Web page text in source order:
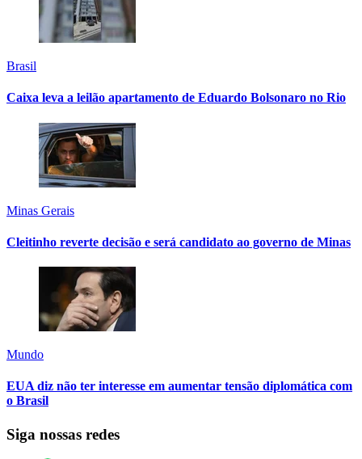
Brasil
Caixa leva a leilão apartamento de Eduardo Bolsonaro no Rio
Minas Gerais
Cleitinho reverte decisão e será candidato ao governo de Minas
Mundo
EUA diz não ter interesse em aumentar tensão diplomática com
o Brasil
Siga nossas redes